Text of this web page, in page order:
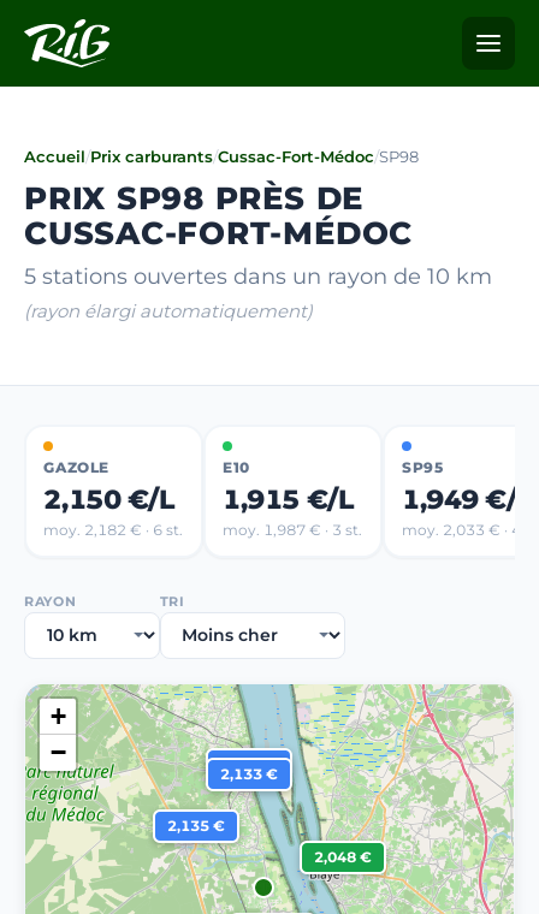
Accueil/Prix carburants/Cussac-Fort-Médoc/SP98
PRIX SP98 PRÈS DE
CUSSAC-FORT-MÉDOC
5 stations ouvertes dans un rayon de 10 km
(rayon élargi automatiquement)
GAZOLE
2,150 €/L
moy. 2,182 € · 6 st.
E10
1,915 €/L
moy. 1,987 € · 3 st.
SP95
1,949 €/L
moy. 2,033 € · 4
RAYON TRI
2,048 €
2,119 €
2,133 €
2,135 €
+
−